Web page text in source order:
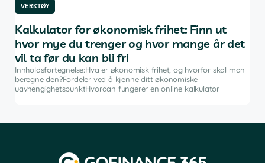
VERKTØY
Kalkulator for økonomisk frihet: Finn ut
hvor mye du trenger og hvor mange år det
vil ta før du kan bli fri
Innholdsfortegnelse:Hva er økonomisk frihet, og hvorfor skal man
beregne den?Fordeler ved å kjenne ditt økonomiske
uavhengighetspunktHvordan fungerer en online kalkulator